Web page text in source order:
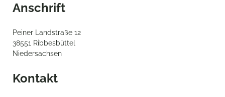
Anschrift
Peiner Landstraße 12
38551 Ribbesbüttel
Niedersachsen
Kontakt